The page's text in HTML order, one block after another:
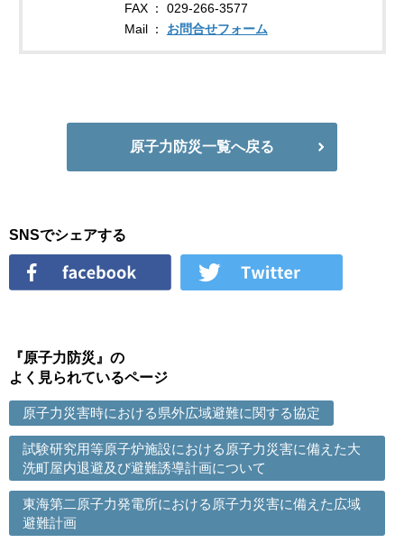
FAX
029-266-3577
Mail
お問合せフォーム
原子力防災一覧へ戻る
SNSでシェアする
『原子力防災』の
よく見られているページ
原子力災害時における県外広域避難に関する協定
試験研究用等原子炉施設における原子力災害に備えた大
洗町屋内退避及び避難誘導計画について
東海第二原子力発電所における原子力災害に備えた広域
避難計画